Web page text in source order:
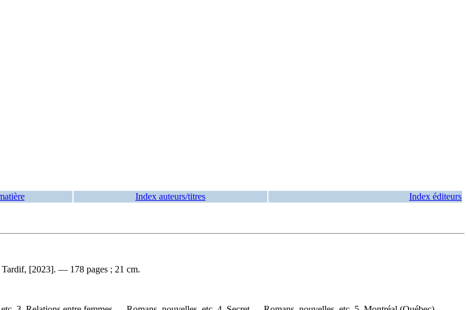
Index auteurs/titres Index éditeurs
[2023]. — 178 pages ; 21 cm.